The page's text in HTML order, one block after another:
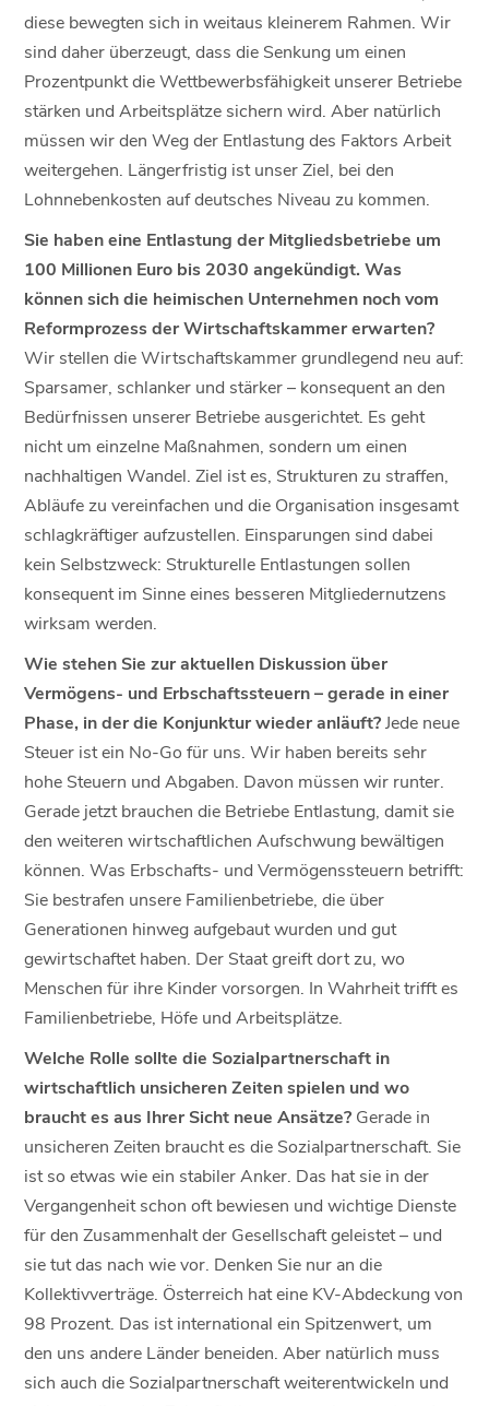
diese bewegten sich in weitaus kleinerem Rahmen. Wir
sind daher überzeugt, dass die Senkung um einen
Prozentpunkt die Wettbewerbsfähigkeit unserer Betriebe
stärken und Arbeitsplätze sichern wird. Aber natürlich
müssen wir den Weg der Entlastung des Faktors Arbeit
weitergehen. Längerfristig ist unser Ziel, bei den
Lohnnebenkosten auf deutsches Niveau zu kommen.
Sie haben eine Entlastung der Mitgliedsbetriebe um
100 Millionen Euro bis 2030 angekündigt. Was
können sich die heimischen Unternehmen noch vom
Reformprozess der Wirtschaftskammer erwarten?
Wir stellen die Wirtschaftskammer grundlegend neu auf:
Sparsamer, schlanker und stärker – konsequent an den
Bedürfnissen unserer Betriebe ausgerichtet. Es geht
nicht um einzelne Maßnahmen, sondern um einen
nachhaltigen Wandel. Ziel ist es, Strukturen zu straffen,
Abläufe zu vereinfachen und die Organisation insgesamt
schlagkräftiger aufzustellen. Einsparungen sind dabei
kein Selbstzweck: Strukturelle Entlastungen sollen
konsequent im Sinne eines besseren Mitgliedernutzens
wirksam werden.
Wie stehen Sie zur aktuellen Diskussion über
Vermögens- und Erbschaftssteuern – gerade in einer
Phase, in der die Konjunktur wieder anläuft? Jede neue
Steuer ist ein No-Go für uns. Wir haben bereits sehr
hohe Steuern und Abgaben. Davon müssen wir runter.
Gerade jetzt brauchen die Betriebe Entlastung, damit sie
den weiteren wirtschaftlichen Aufschwung bewältigen
können. Was Erbschafts- und Vermögenssteuern betrifft:
Sie bestrafen unsere Familienbetriebe, die über
Generationen hinweg aufgebaut wurden und gut
gewirtschaftet haben. Der Staat greift dort zu, wo
Menschen für ihre Kinder vorsorgen. In Wahrheit trifft es
Familienbetriebe, Höfe und Arbeitsplätze.
Welche Rolle sollte die Sozialpartnerschaft in
wirtschaftlich unsicheren Zeiten spielen und wo
braucht es aus Ihrer Sicht neue Ansätze? Gerade in
unsicheren Zeiten braucht es die Sozialpartnerschaft. Sie
ist so etwas wie ein stabiler Anker. Das hat sie in der
Vergangenheit schon oft bewiesen und wichtige Dienste
für den Zusammenhalt der Gesellschaft geleistet – und
sie tut das nach wie vor. Denken Sie nur an die
Kollektivverträge. Österreich hat eine KV-Abdeckung von
98 Prozent. Das ist international ein Spitzenwert, um
den uns andere Länder beneiden. Aber natürlich muss
sich auch die Sozialpartnerschaft weiterentwickeln und